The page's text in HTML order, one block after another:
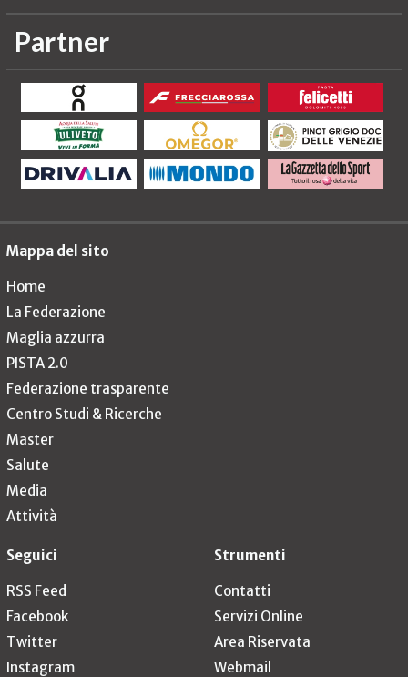
Partner
Mappa del sito
Home
La Federazione
Maglia azzurra
PISTA 2.0
Federazione trasparente
Centro Studi & Ricerche
Master
Salute
Media
Attività
Seguici
RSS Feed
Facebook
Twitter
Instagram
Strumenti
Contatti
Servizi Online
Area Riservata
Webmail